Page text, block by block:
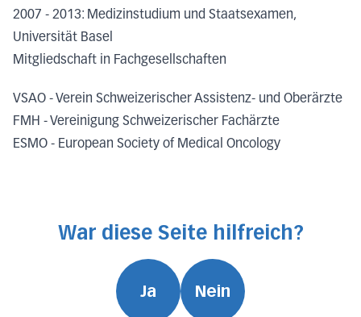
2007 - 2013: Medizinstudium und Staatsexamen,
Universität Basel
Mitgliedschaft in Fachgesellschaften
VSAO - Verein Schweizerischer Assistenz- und Oberärzte
FMH - Vereinigung Schweizerischer Fachärzte
ESMO - European Society of Medical Oncology
War diese Seite hilfreich?
Ja Nein